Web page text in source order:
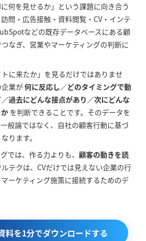
何を見せるか」という課題に向き合う
問・広告接触・資料閲覧・CV・インテ
などの既存データベースにある顧
つなぎ、営業やマーケティングの判断に
に来たか」を見るだけではありませ
業が何に反応し／どのタイミングで動
過去にどんな接点があり／次にどんな
を判断できることです。そのデータを
般論ではなく、自社の顧客行動に基づ
ります。
では、作る力よりも、 顧客の動きを読
テクは、CVだけでは見えない企業の行
ーケティング施策に接続するためのデ
料を1分でダウンロードする